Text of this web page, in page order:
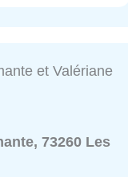
et Valériane
73260 Les